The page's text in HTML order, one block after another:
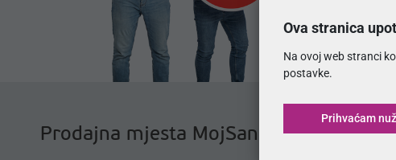
Prodajna mjesta MojSan®
Ova stranica
Na ovoj web stranci
postavke.
Prihvaćam